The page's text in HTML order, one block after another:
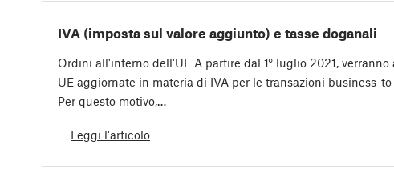
IVA (imposta sul valore aggiunto) e tasse doganali
Ordini all'interno dell'UE A partire dal 1° luglio 2021,
UE aggiornate in materia di IVA per le transazioni business-
Per questo motivo,…
Leggi l'articolo